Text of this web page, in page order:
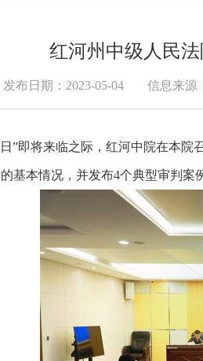
红河州中级人民
发布日期：2023-05-04 信息来源
即将来临之际，红河中院在本院
基本情况，并发布4个典型审判案